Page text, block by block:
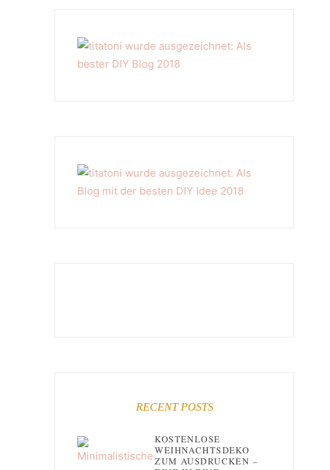
RECENT POSTS
KOSTENLOSE
WEIHNACHTSDEKO
ZUM AUSDRUCKEN –